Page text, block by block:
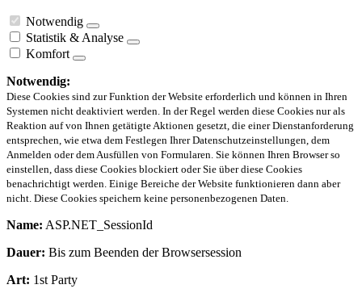
Notwendig
Statistik & Analyse
Komfort
Notwendig:
Diese Cookies sind zur Funktion der Website erforderlich und können in Ihren
Systemen nicht deaktiviert werden. In der Regel werden diese Cookies nur als
Reaktion auf von Ihnen getätigte Aktionen gesetzt, die einer Dienstanforderung
entsprechen, wie etwa dem Festlegen Ihrer Datenschutzeinstellungen, dem
Anmelden oder dem Ausfüllen von Formularen. Sie können Ihren Browser so
einstellen, dass diese Cookies blockiert oder Sie über diese Cookies
benachrichtigt werden. Einige Bereiche der Website funktionieren dann aber
nicht. Diese Cookies speichern keine personenbezogenen Daten.
Name: ASP.NET_SessionId
Dauer: Bis zum Beenden der Browsersession
Art: 1st Party